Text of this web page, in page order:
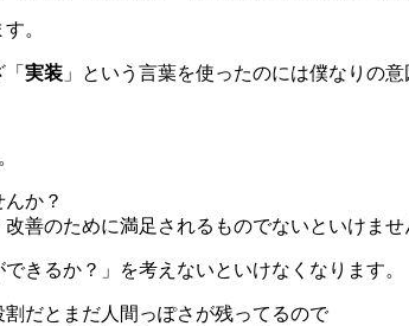
。
実装 」という言葉を使ったのには僕なりの意
か？
善のために満足されるものでないといけませ
きるか？」を考えないといけなくなります。
だとまだ人間っぽさが残ってるので